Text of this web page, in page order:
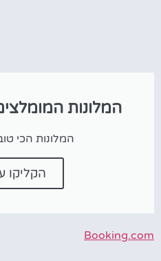
המלונות
המלונות הכי
הקליקו
Booking.com